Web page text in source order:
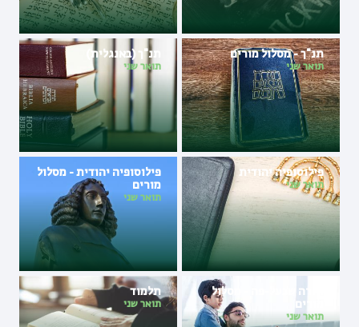
תנ"ך - מסלול מורים
תואר שני
תנ"ך (באנגלית)
תואר שני
פילוסופיה יהודית
תואר שני
פילוסופיה יהודית - מסלול
מורים
תואר שני
תורה שבעל-פה - מסלול
מורים
תואר שני
תלמוד
תואר שני